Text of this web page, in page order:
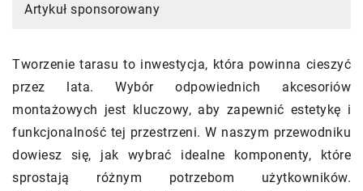
Artykuł sponsorowany
Tworzenie tarasu to inwestycja, która powinna cieszyć
przez lata. Wybór odpowiednich akcesoriów
montażowych jest kluczowy, aby zapewnić estetykę i
funkcjonalność tej przestrzeni. W naszym przewodniku
dowiesz się, jak wybrać idealne komponenty, które
sprostają różnym potrzebom użytkowników.